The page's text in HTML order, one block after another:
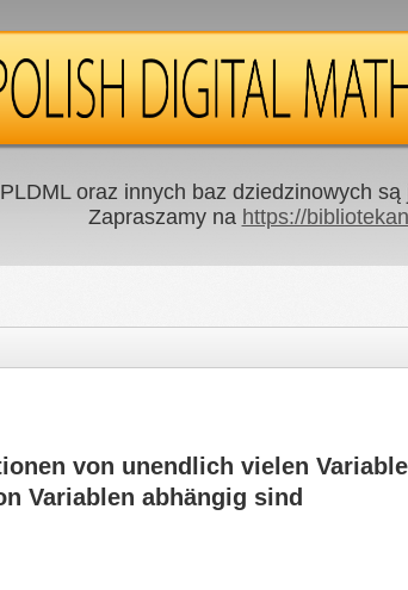
oraz innych baz dziedzinowych
Zapraszamy na https://
von unendlich vielen
Variablen abhängig sind